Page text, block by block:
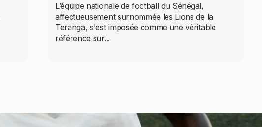
L’équipe nationale de football du Sénégal,
affectueusement surnommée les Lions de la
Teranga, s'est imposée comme une véritable
référence sur...